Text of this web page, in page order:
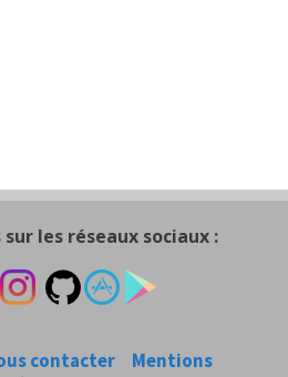
les réseaux sociaux :
contacter
Mentions